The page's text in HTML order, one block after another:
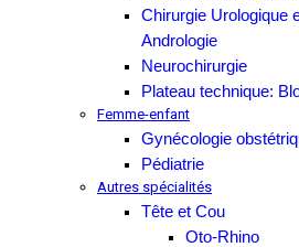
Chirurgie Urologique
Andrologie
Neurochirurgie
Plateau technique:
Femme-enfant
Gynécologie
Pédiatrie
Autres spécialités
Tête et Cou
Oto-Rhino